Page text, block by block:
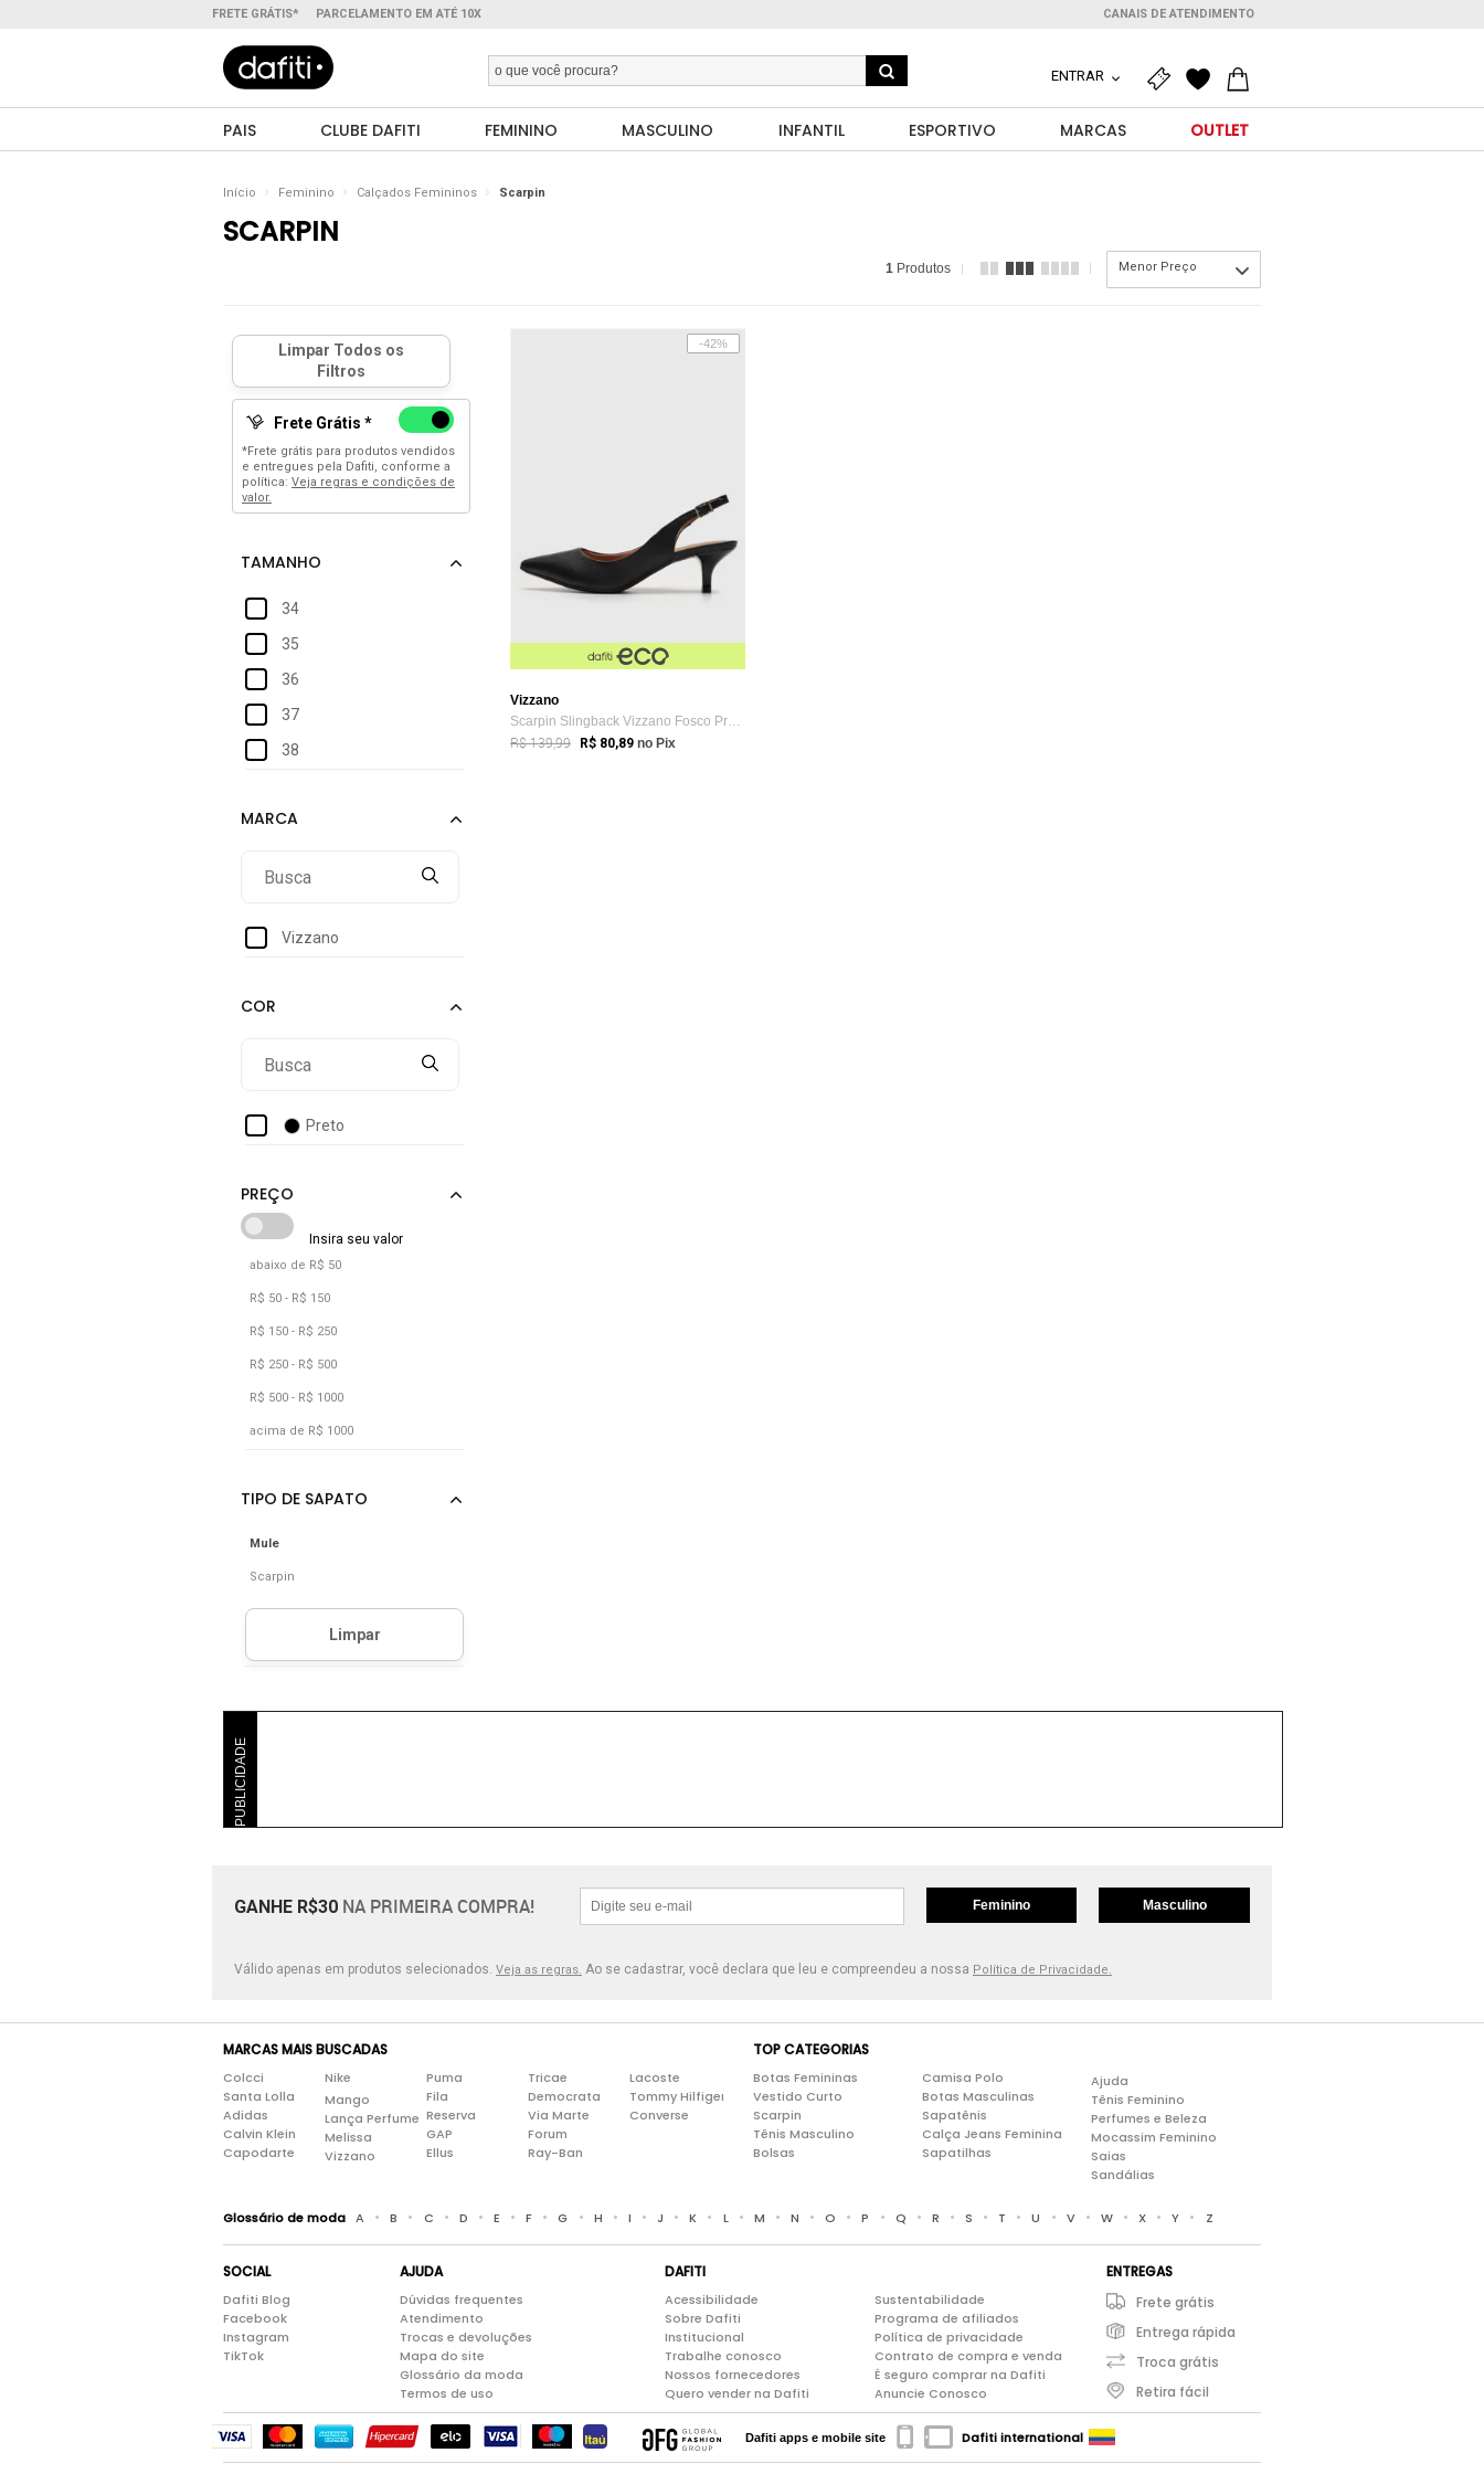
FRETE GRÁTIS* PARCELAMENTO EM ATÉ 10X CANAIS DE ATENDIMENTO
ENTRAR
PAIS CLUBE DAFITI FEMININO MASCULINO INFANTIL ESPORTIVO MARCAS OUTLET
Início Feminino Calçados Femininos Scarpin
SCARPIN
1 Produtos Menor Preço
Frete Grátis *
*Frete grátis para produtos vendidos
e entregues pela Dafiti, conforme a
política: Veja regras e condições de
valor.
34
35
36
37
38
Vizzano
Preto
abaixo de R$ 50
R$ 50 - R$ 150
R$ 150 - R$ 250
R$ 250 - R$ 500
R$ 500 - R$ 1000
acima de R$ 1000
Mule
Scarpin
-42%
Vizzano
Scarpin Slingback Vizzano Fosco Preto
R$ 139,99 R$ 80,89 no Pix
PUBLICIDADE
GANHE R$30 NA PRIMEIRA COMPRA! Feminino Masculino
Válido apenas em produtos selecionados. Veja as regras. Ao se cadastrar, você declara que leu e compreendeu a nossa Política de Privacidade.
MARCAS MAIS BUSCADAS
Colcci
Santa Lolla
Adidas
Calvin Klein
Capodarte
Nike
Mango
Lança Perfume
Melissa
Vizzano
Puma
Fila
Reserva
GAP
Ellus
Tricae
Democrata
Via Marte
Forum
Ray-Ban
Lacoste
Tommy Hilfiger
Converse
TOP CATEGORIAS
Botas Femininas
Vestido Curto
Scarpin
Tênis Masculino
Bolsas
Camisa Polo
Botas Masculinas
Sapatênis
Calça Jeans Feminina
Sapatilhas
Ajuda
Tênis Feminino
Perfumes e Beleza
Mocassim Feminino
Saias
Sandálias
Glossário de moda A • B • C • D • E • F • G • H • I • J • K • L • M • N • O • P • Q • R • S • T • U • V • W • X • Y • Z
SOCIAL
Dafiti Blog
Facebook
Instagram
TikTok
AJUDA
Dúvidas frequentes
Atendimento
Trocas e devoluções
Mapa do site
Glossário da moda
Termos de uso
DAFITI
Acessibilidade
Sobre Dafiti
Institucional
Trabalhe conosco
Nossos fornecedores
Quero vender na Dafiti
Sustentabilidade
Programa de afiliados
Política de privacidade
Contrato de compra e venda
É seguro comprar na Dafiti
Anuncie Conosco
ENTREGAS
Frete grátis
Entrega rápida
Troca grátis
Retira fácil
Dafiti apps e mobile site Dafiti international